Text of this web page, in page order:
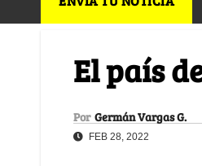
El país
Por Germán Vargas G.
FEB 28, 2022